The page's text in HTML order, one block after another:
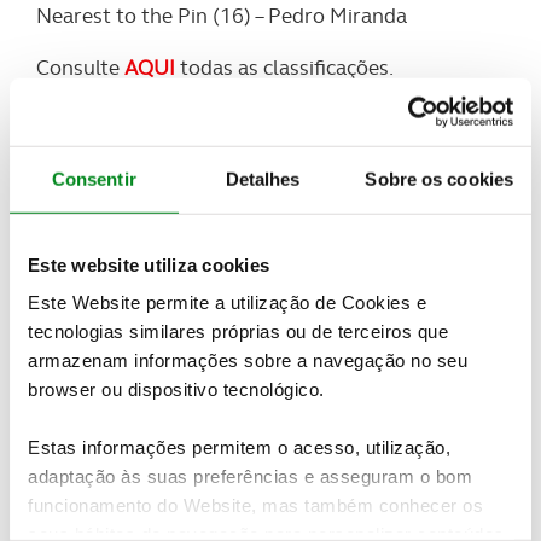
Consentir Detalhes Sobre os cookies
Este website utiliza cookies
Este Website permite a utilização de Cookies e
tecnologias similares próprias ou de terceiros que
armazenam informações sobre a navegação no seu
browser ou dispositivo tecnológico.
Estas informações permitem o acesso, utilização,
adaptação às suas preferências e asseguram o bom
funcionamento do Website, mas também conhecer os
Nearest to the Pin (16) – Pedro Miranda
ConsulteAQUI todas as classificações.
LINK
Conheça em detalhe as classificações da ordem de
Gross
1.Tiago Costa – 100 pontos
2. José Cândido Oliveira – 85 pontos
3. Miguel Rodrigues – 75 pontos
1.Thomas Zinterl – 100 pontos
2. Augusto Morais – 85 pontos
3. Carlos Fonseca – 75 pontos